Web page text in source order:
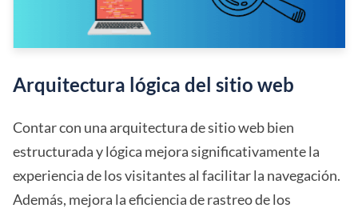
Arquitectura lógica del sitio web
Contar con una arquitectura de sitio web bien
estructurada y lógica mejora significativamente la
experiencia de los visitantes al facilitar la navegación.
Además, mejora la eficiencia de rastreo de los